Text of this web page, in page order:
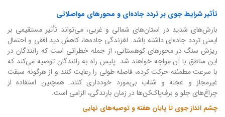
تأثیر شرایط جوی بر تردد جاده‌ای و محورهای مواصلاتی
بارش‌های شدید در استان‌های شمالی و غربی، می‌تواند تأثیر مستقیمی بر
ایمنی تردد جاده‌ای داشته باشد. لغزندگی جاده‌ها، کاهش دید افقی و احتمال
ریزش سنگ در محورهای کوهستانی، از جمله خطراتی است که رانندگان در
این مناطق با آن مواجه خواهند شد. پلیس راه به رانندگان توصیه می‌کند که
با سرعت مطمئنه حرکت کرده، فاصله طولی را رعایت کنند و از هرگونه سبقت
غیرمجاز و عجله و شتاب بی‌مورد خودداری کنند. همچنین استفاده از
چراغ‌های جلو و برف‌پاک‌کن‌ها در زمان بارندگی، الزامی است.
چشم انداز جوی تا پایان هفته و توصیه‌های نهایی